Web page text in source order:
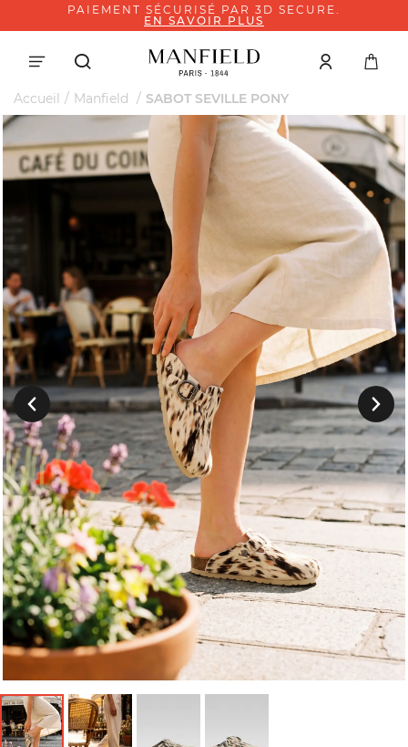
PAIEMENT SÉCURISÉ PAR 3D SECURE.
EN SAVOIR PLUS
Accueil Manfield SABOT SEVILLE PONY
Précedent Suivant